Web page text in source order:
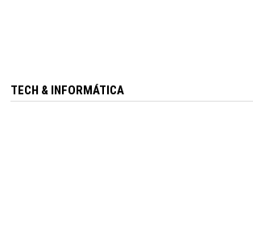
TECH & INFORMÁTICA